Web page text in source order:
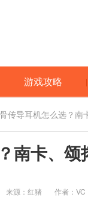
游戏攻略
传导耳机怎么选？南
南卡、
来源：红猪 作者：VC